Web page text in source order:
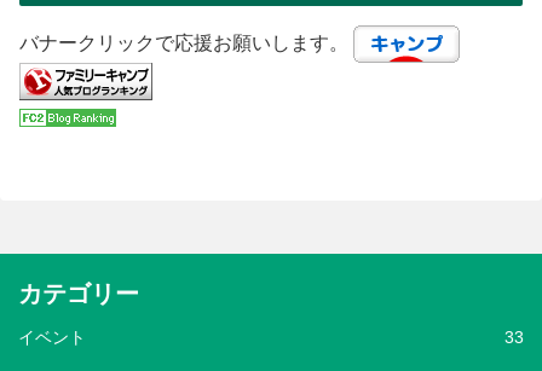
バナークリックで応援お願いします。
カテゴリー
イベント 33